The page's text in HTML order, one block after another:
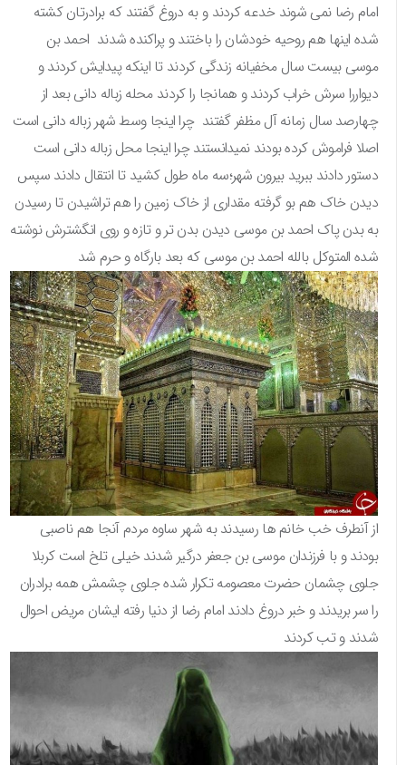
امام رضا نمی شوند خدعه کردند و به دروغ گفتند که برادرتان کشته
شده اینها هم روحیه خودشان را باختند و پراکنده شدند احمد بن
موسی بیست سال مخفیانه زندگی کردند تا اینکه پیدایش کردند و
دیواررا سرش خراب کردند و همانجا را کردند محله زباله دانی بعد از
چهارصد سال زمانه آل مظفر گفتند چرا اینجا وسط شهر زباله دانی است
اصلا فراموش کرده بودند نمیدانستند چرا اینجا محل زباله دانی است
دستور دادند ببرید بیرون شهر؛سه ماه طول کشید تا انتقال دادند سپس
دیدن خاک هم بو گرفته مقداری از خاک زمین را هم تراشیدن تا رسیدن
به بدن پاک احمد بن موسی دیدن بدن تر و تازه و روی انگشترش نوشته
شده المتوکل بالله احمد بن موسی که بعد بارگاه و حرم شد
از آنطرف خب خانم ها رسیدند به شهر ساوه مردم آنجا هم ناصبی
بودند و با فرزندان موسی بن جعفر درگیر شدند خیلی تلخ است کربلا
جلوی چشمان حضرت معصومه تکرار شده جلوی چشمش همه برادران
را سر بریدند و خبر دروغ دادند امام رضا از دنیا رفته ایشان مریض احوال
شدند و تب کردند